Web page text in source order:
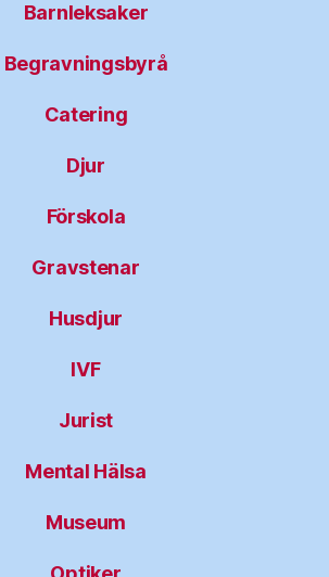
Barnleksaker
Begravningsbyrå
Catering
Djur
Förskola
Gravstenar
Husdjur
IVF
Jurist
Mental Hälsa
Museum